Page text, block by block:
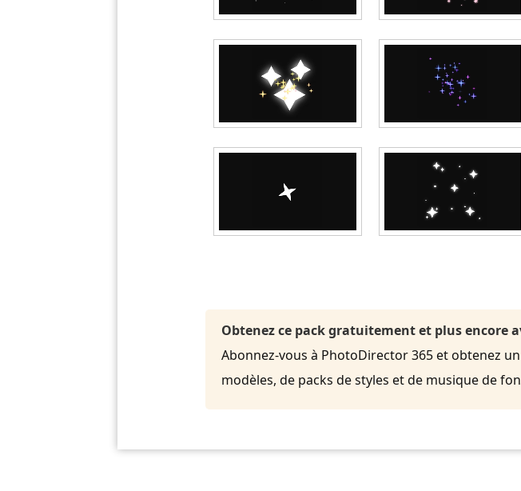
Obtenez ce pack gratuitement et plus encore
Abonnez-vous à PhotoDirector 365 et obtenez
modèles, de packs de styles et de musique de